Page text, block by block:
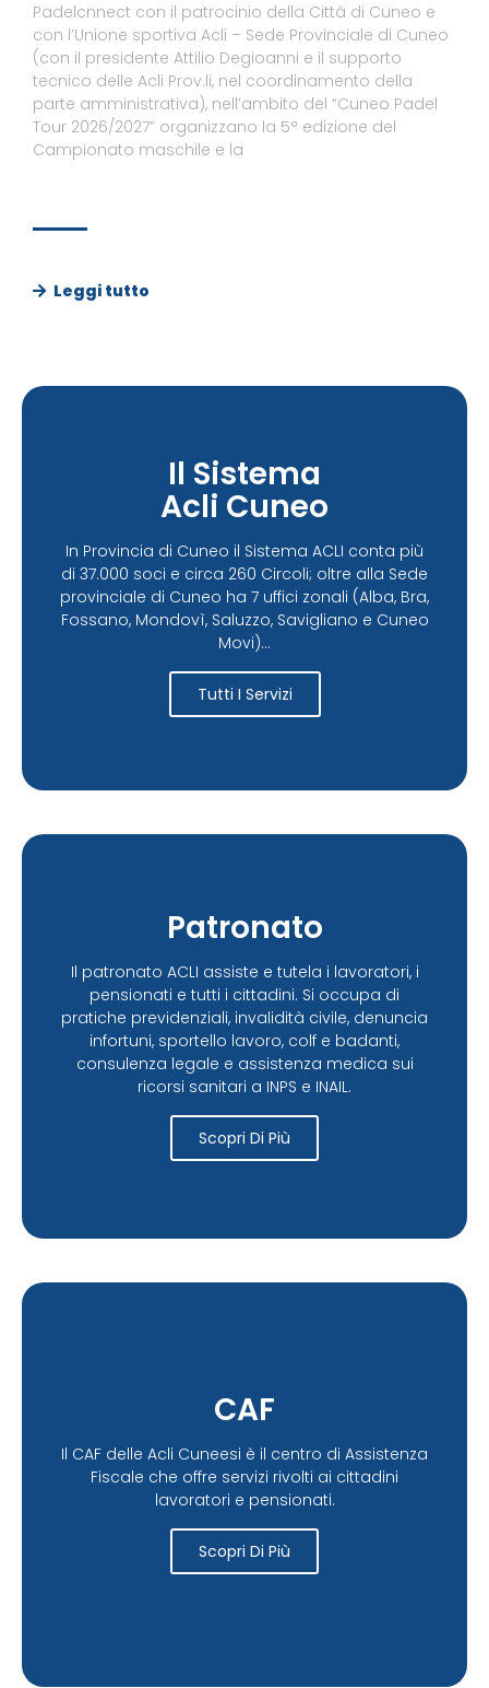
Padelcnnect con il patrocinio della Città di Cuneo e
con l’Unione sportiva Acli – Sede Provinciale di Cuneo
(con il presidente Attilio Degioanni e il supporto
tecnico delle Acli Prov.li, nel coordinamento della
parte amministrativa), nell’ambito del “Cuneo Padel
Tour 2026/2027” organizzano la 5° edizione del
Campionato maschile e la
Leggi tutto
Il Sistema
Acli Cuneo
In Provincia di Cuneo il Sistema ACLI conta più
di 37.000 soci e circa 260 Circoli; oltre alla Sede
provinciale di Cuneo ha 7 uffici zonali (Alba, Bra,
Fossano, Mondovì, Saluzzo, Savigliano e Cuneo
Movi)...
Tutti I Servizi
Patronato
Il patronato ACLI assiste e tutela i lavoratori, i
pensionati e tutti i cittadini. Si occupa di
pratiche previdenziali, invalidità civile, denuncia
infortuni, sportello lavoro, colf e badanti,
consulenza legale e assistenza medica sui
ricorsi sanitari a INPS e INAIL.
Scopri Di Più
CAF
Il CAF delle Acli Cuneesi è il centro di Assistenza
Fiscale che offre servizi rivolti ai cittadini
lavoratori e pensionati.
Scopri Di Più